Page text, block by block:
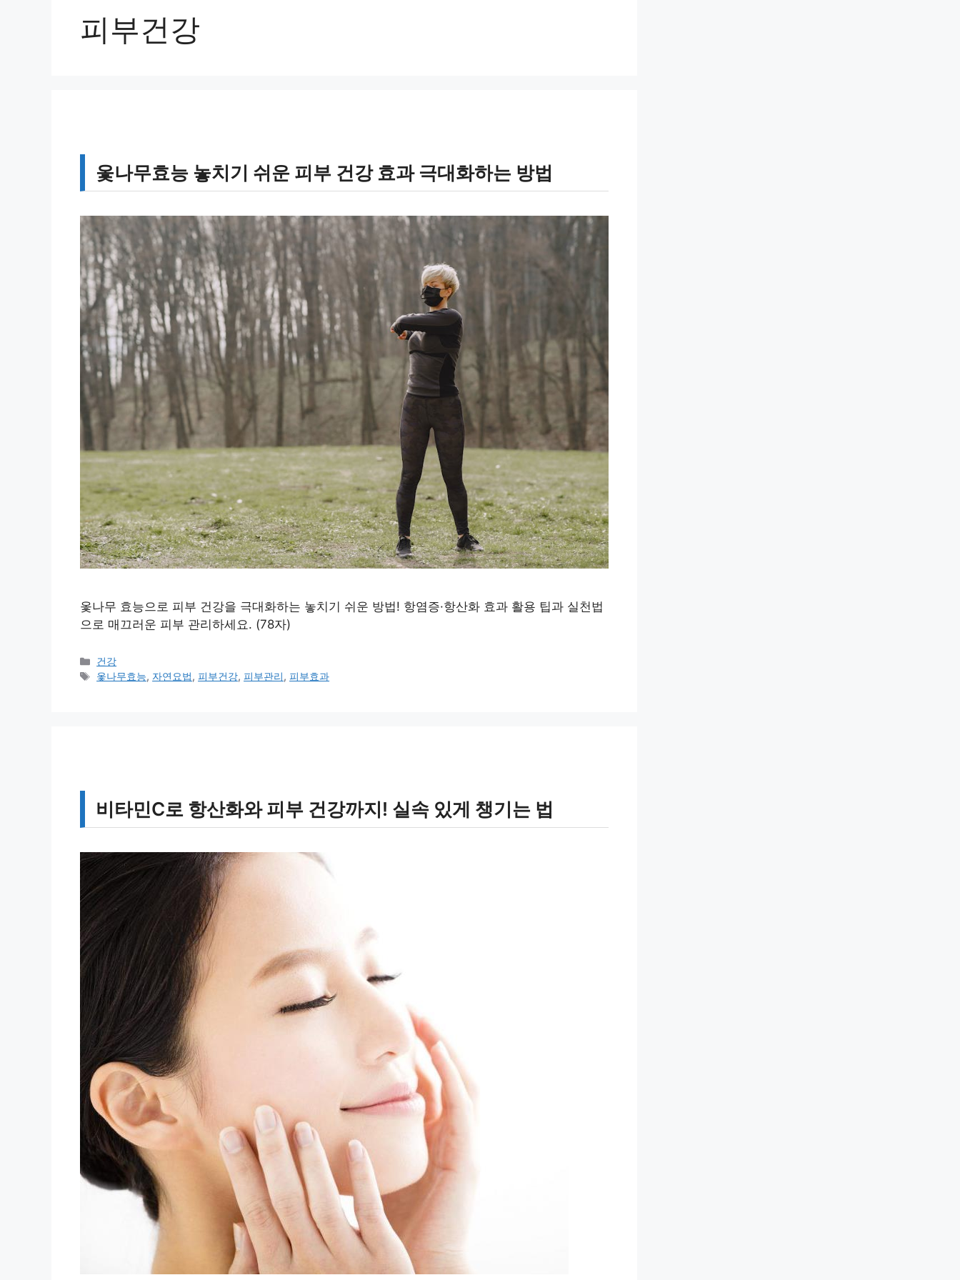
피부건강
옻나무효능 놓치기 쉬운 피부 건강 효과 극대화하는 방법
옻나무 효능으로 피부 건강을 극대화하는 놓치기 쉬운 방법! 항염증·항산화 효과 활용 팁과 실천법
으로 매끄러운 피부 관리하세요. (78자)
카
테
건강
태
옻나무효능, 자연요법,피부건강,피부관리,피부효과
비타민C로 항산화와 피부 건강까지! 실속 있게 챙기는 법